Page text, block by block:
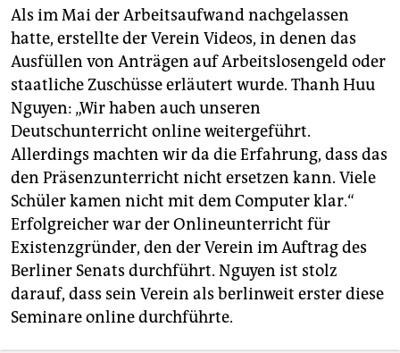
Als im Mai der Arbeitsaufwand nachgelassen
hatte, erstellte der Verein Videos, in denen das
Ausfüllen von Anträgen auf Arbeitslosengeld oder
staatliche Zuschüsse erläutert wurde. Thanh Huu
Nguyen: „Wir haben auch unseren
Deutschunterricht online weitergeführt.
Allerdings machten wir da die Erfahrung, dass das
den Präsenzunterricht nicht ersetzen kann. Viele
Schüler kamen nicht mit dem Computer klar.“
Erfolgreicher war der Onlineunterricht für
Existenzgründer, den der Verein im Auftrag des
Berliner Senats durchführt. Nguyen ist stolz
darauf, dass sein Verein als berlinweit erster diese
Seminare online durchführte.